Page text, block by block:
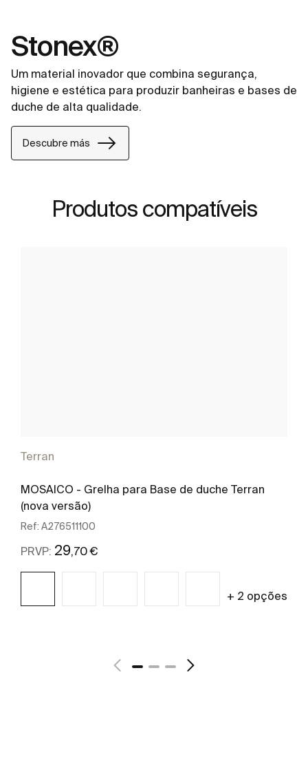
Stonex®
Um material inovador que combina segurança,
higiene e estética para produzir banheiras e bases de
duche de alta qualidade.
Descubre más
Produtos compatíveis
Terran
MOSAICO - Grelha para Base de duche Terran
(nova versão)
Ref: A276511100
PRVP: 29,70 €
+ 2 opções